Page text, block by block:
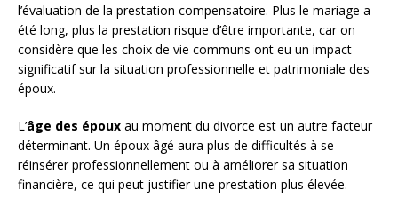
l’évaluation de la prestation compensatoire. Plus le mariage a
été long, plus la prestation risque d’être importante, car on
considère que les choix de vie communs ont eu un impact
significatif sur la situation professionnelle et patrimoniale des
époux.
L’âge des époux au moment du divorce est un autre facteur
déterminant. Un époux âgé aura plus de difficultés à se
réinsérer professionnellement ou à améliorer sa situation
financière, ce qui peut justifier une prestation plus élevée.